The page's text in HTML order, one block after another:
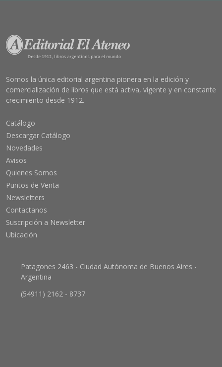
Somos la única editorial argentina pionera en la edición y
comercialización de libros que está activa, vigente y en constante
crecimiento desde 1912.
Catálogo
Descargar Catálogo
Novedades
Avisos
Quienes Somos
Puntos de Venta
Newsletters
Contactanos
Suscripción a Newsletter
Ubicación
Patagones 2463 - Ciudad Autónoma de Buenos Aires -
Argentina
(54911) 2162 - 8737